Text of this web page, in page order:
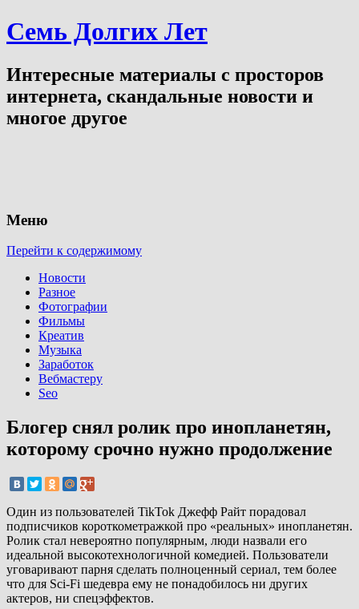
Семь Долгих Лет
Интересные материалы с просторов
интернета, скандальные новости и
многое другое
Меню
Перейти к содержимому
Новости
Разное
Фотографии
Фильмы
Креатив
Музыка
Заработок
Вебмастеру
Seo
Блогер снял ролик про инопланетян,
которому срочно нужно продолжение
Один из пользователей TikTok Джефф Райт порадовал
подписчиков короткометражкой про «реальных» инопланетян.
Ролик стал невероятно популярным, люди назвали его
идеальной высокотехнологичной комедией. Пользователи
уговаривают парня сделать полноценный сериал, тем более
что для Sci-Fi шедевра ему не понадобилось ни других
актеров, ни спецэффектов.